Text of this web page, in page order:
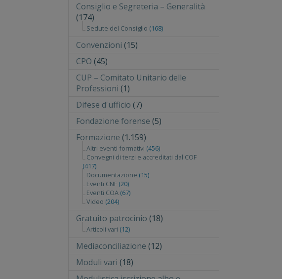
Consiglio e Segreteria – Generalità
(174)
Sedute del Consiglio (168)
Convenzioni (15)
CPO (45)
CUP – Comitato Unitario delle
Professioni (1)
Difese d'ufficio (7)
Fondazione forense (5)
Formazione (1.159)
Altri eventi formativi (456)
Convegni di terzi e accreditati dal COF
(417)
Documentazione (15)
Eventi CNF (20)
Eventi COA (67)
Video (204)
Gratuito patrocinio (18)
Articoli vari (12)
Mediaconciliazione (12)
Moduli vari (18)